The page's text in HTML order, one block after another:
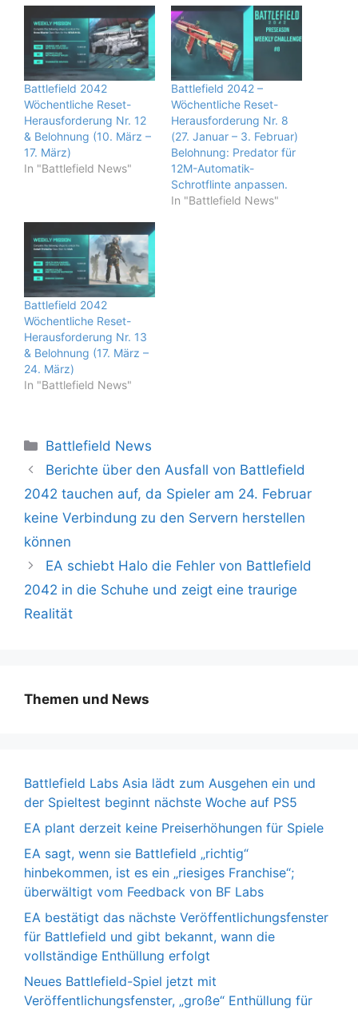
Battlefield 2042
Wöchentliche Reset-
Herausforderung Nr. 12
& Belohnung (10. März –
17. März)
In "Battlefield News"
Battlefield 2042 –
Wöchentliche Reset-
Herausforderung Nr. 8
(27. Januar – 3. Februar)
Belohnung: Predator für
12M-Automatik-
Schrotflinte anpassen.
In "Battlefield News"
Battlefield 2042
Wöchentliche Reset-
Herausforderung Nr. 13
& Belohnung (17. März –
24. März)
In "Battlefield News"
Kategorien
Battlefield News
Berichte über den Ausfall von Battlefield
2042 tauchen auf, da Spieler am 24. Februar
keine Verbindung zu den Servern herstellen
können
EA schiebt Halo die Fehler von Battlefield
2042 in die Schuhe und zeigt eine traurige
Realität
Themen und News
Battlefield Labs Asia lädt zum Ausgehen ein und
der Spieltest beginnt nächste Woche auf PS5
EA plant derzeit keine Preiserhöhungen für Spiele
EA sagt, wenn sie Battlefield „richtig“
hinbekommen, ist es ein „riesiges Franchise“;
überwältigt vom Feedback von BF Labs
EA bestätigt das nächste Veröffentlichungsfenster
für Battlefield und gibt bekannt, wann die
vollständige Enthüllung erfolgt
Neues Battlefield-Spiel jetzt mit
Veröffentlichungsfenster, „große“ Enthüllung für